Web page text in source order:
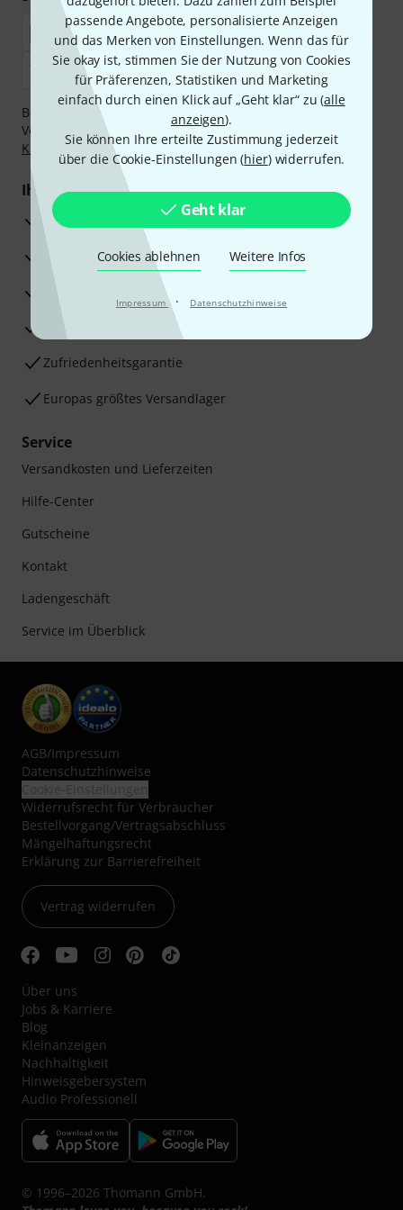
passende Angebote, personalisierte Anzeigen
und das Merken von Einstellungen. Wenn das für
Sie okay ist, stimmen Sie der Nutzung von Cookies
für Präferenzen, Statistiken und Marketing
einfach durch einen Klick auf „Geht klar“ zu (alle
anzeigen).
Sie können Ihre erteilte Zustimmung jederzeit
über die Cookie-Einstellungen (hier) widerrufen.
Geht klar
Cookies ablehnen Weitere Infos
Impressum · Datenschutzhinweise
Bezahlen Sie vertraulich und sicher per Nachnahme,
Vorkasse, PayPal, Amazon Pay,Klarna Sofort bezahlen
Klarna Ratenzahlungoder Kreditkarte.
Ihre Vorteile
3 Jahre Thomann Garantie
30 Tage Money-Back-Garantie
Beratung durch Fachexperten
Zufriedenheitsgarantie
Europas größtes Versandlager
Service
Versandkosten und Lieferzeiten
Hilfe-Center
Gutscheine
Kontakt
Ladengeschäft
Service im Überblick
AGB/Impressum
Datenschutzhinweise
Widerrufsrecht für Verbraucher
Bestellvorgang/Vertragsabschluss
Mängelhaftungsrecht
Erklärung zur Barrierefreiheit
Vertrag widerrufen
Über uns
Jobs & Karriere
Blog
Kleinanzeigen
Nachhaltigkeit
Hinweisgebersystem
Audio Professionell
© 1996–2026 Thomann GmbH.